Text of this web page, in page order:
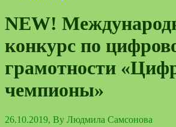
NEW!
конкурс по
грамотности
чемпионы»
26.10.2019, By Людмила Самсонова